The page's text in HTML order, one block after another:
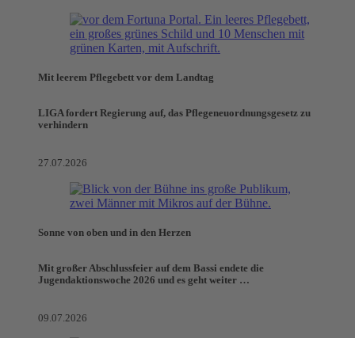
Mit leerem Pflegebett vor dem Landtag
LIGA fordert Regierung auf, das Pflegeneuordnungsgesetz zu
verhindern
27.07.2026
Sonne von oben und in den Herzen
Mit großer Abschlussfeier auf dem Bassi endete die
Jugendaktionswoche 2026 und es geht weiter …
09.07.2026